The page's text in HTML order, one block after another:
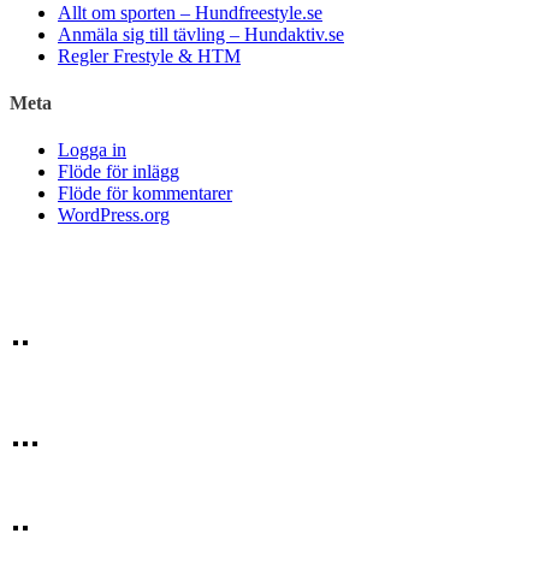
Allt om sporten – Hundfreestyle.se
Anmäla sig till tävling – Hundaktiv.se
Regler Frestyle & HTM
Meta
Logga in
Flöde för inlägg
Flöde för kommentarer
WordPress.org